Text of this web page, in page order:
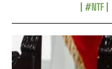
#NTF